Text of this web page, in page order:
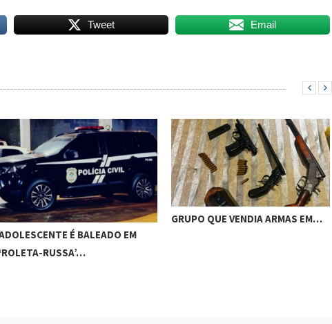
Tweet Email
É BALEADO EM
RUSSA’…
GRUPO QUE VENDIA ARMAS EM…